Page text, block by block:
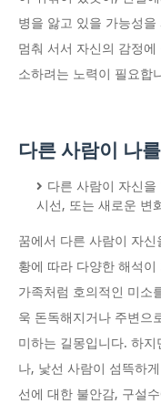
병을 앓고 있을 가능성
멈춰 서서 자신의 감정
소하려는 노력이 필요합
다른 사람이 나
다른 사람이 자신
시선, 또는 새로운 변
꿈에서 다른 사람이 자
황에 따라 다양한 해석
가족처럼 호의적인 미소
욱 돈독해지거나 주변으
미하는 길몽입니다. 하
나, 낯선 사람이 섬뜩하
선에 대한 불안감, 구설